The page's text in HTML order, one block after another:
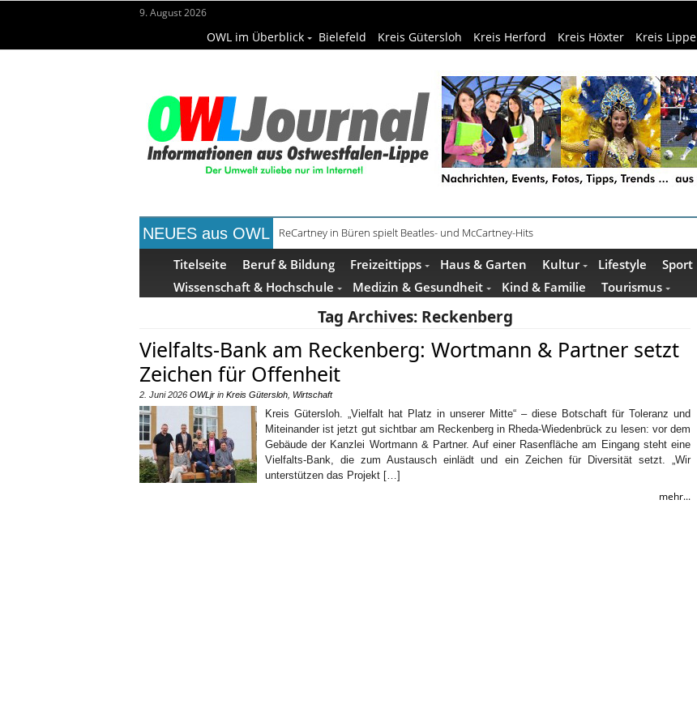
9. August 2026
OWL im Überblick Bielefeld Kreis Gütersloh Kreis Herford Kreis Höxter Kreis Lippe
NEUES aus OWL ReCartney in Büren spielt Beatles- und McCartney-Hits
Mittelalterwoche und Escape Room im Mindener Museum
Titelseite Beruf & Bildung Freizeittipps Haus & Garten Kultur Lifestyle Sport
Wissenschaft & Hochschule
Medizin & Gesundheit Kind & Familie Tourismus
Tag Archives: Reckenberg
Vielfalts-Bank am Reckenberg: Wortmann & Partner setzt
Zeichen für Offenheit
2. Juni 2026 OWLjr in Kreis Gütersloh Wirtschaft
Kreis Gütersloh. „Vielfalt hat Platz in unserer Mitte“ – diese Botschaft für Toleranz und
Miteinander ist jetzt gut sichtbar am Reckenberg in Rheda-Wiedenbrück zu lesen: vor dem
Gebäude der Kanzlei Wortmann & Partner. Auf einer Rasenfläche am Eingang steht eine
Vielfalts-Bank, die zum Austausch einlädt und ein Zeichen für Diversität setzt. „Wir
unterstützen das Projekt […]
mehr...